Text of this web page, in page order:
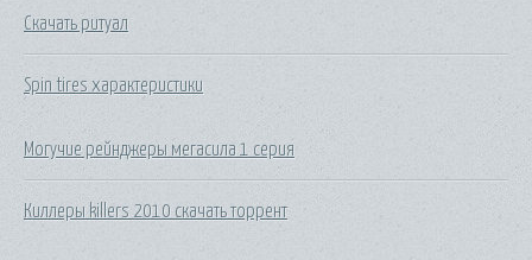
Скачать ритуал
Spin tires характеристики
Могучие рейнджеры мегасила 1 серия
Киллеры killers 2010 скачать торрент